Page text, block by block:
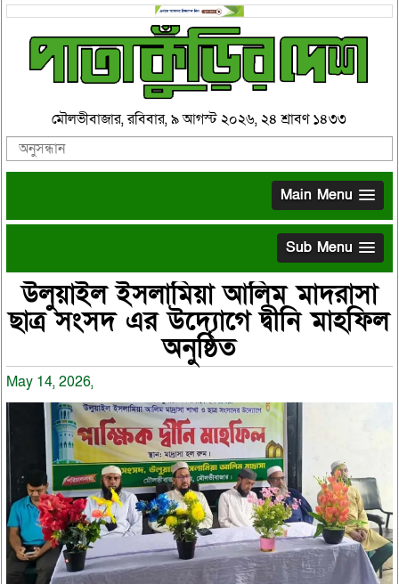
মৌলভীবাজার, রবিবার, ৯ আগস্ট ২০২৬, ২৪ শ্রাবণ ১৪৩৩
Main Menu
Sub Menu
উলুয়াইল ইসলামিয়া আলিম মাদরাসা
ছাত্র সংসদ এর উদ্যোগে দ্বীনি মাহফিল
অনুষ্ঠিত
May 14, 2026,